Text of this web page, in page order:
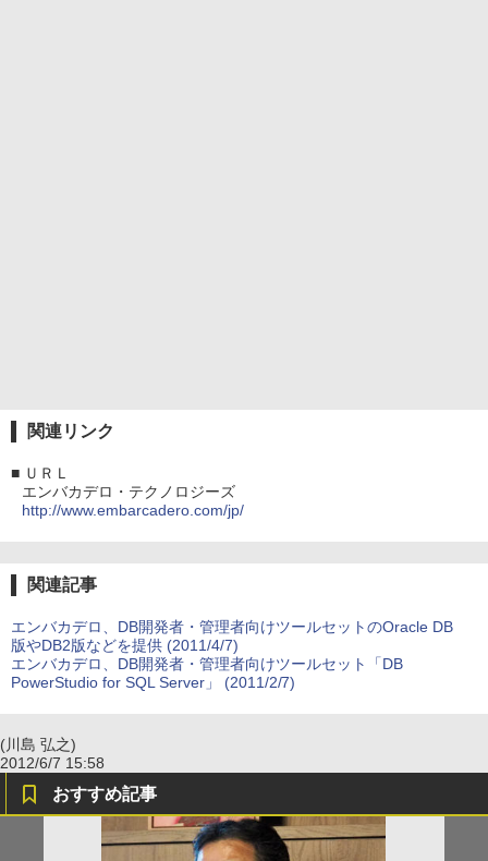
関連リンク
■ ＵＲＬ
エンバカデロ・テクノロジーズ
http://www.embarcadero.com/jp/
関連記事
エンバカデロ、DB開発者・管理者向けツールセットのOracle DB
版やDB2版などを提供 (2011/4/7)
エンバカデロ、DB開発者・管理者向けツールセット「DB
PowerStudio for SQL Server」 (2011/2/7)
(川島 弘之)
2012/6/7 15:58
おすすめ記事